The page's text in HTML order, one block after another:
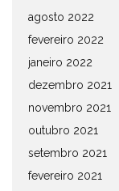
agosto 2022
fevereiro 2022
janeiro 2022
dezembro 2021
novembro 2021
outubro 2021
setembro 2021
fevereiro 2021